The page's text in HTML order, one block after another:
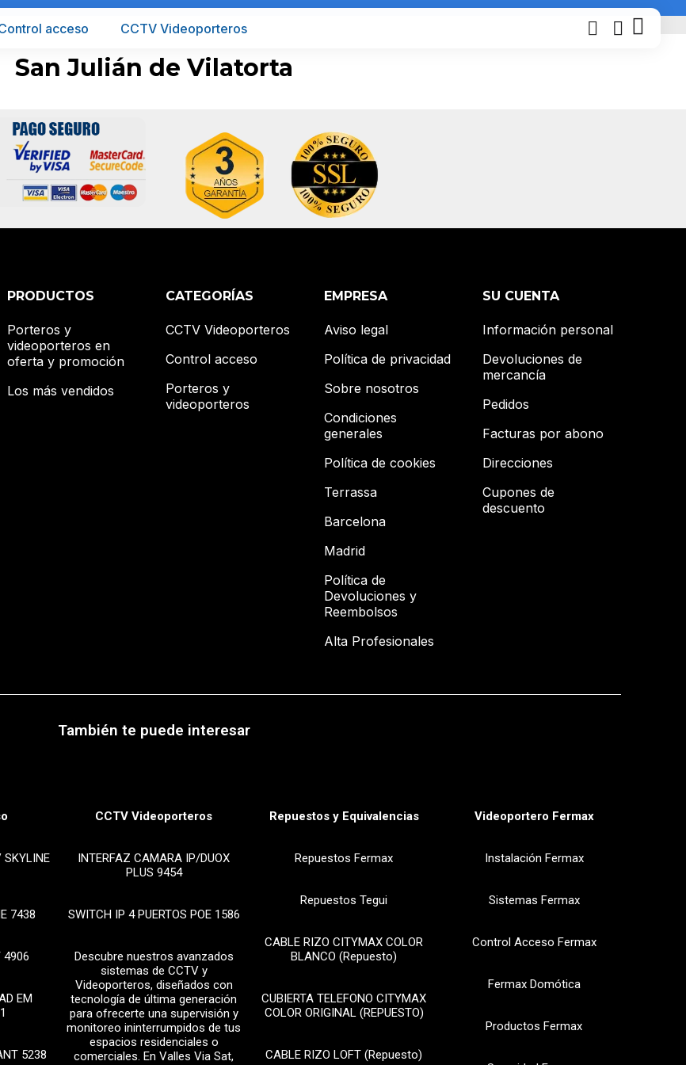
acceso CCTV Videoporteros
San Julián de Vilatorta
PRODUCTOS
Porteros y
videoporteros en
oferta y promoción
Los más vendidos
CATEGORÍAS
CCTV Videoporteros
Control acceso
Porteros y
videoporteros
EMPRESA
Aviso legal
Política de privacidad
Sobre nosotros
Condiciones
generales
Política de cookies
Terrassa
Barcelona
Madrid
Política de
Devoluciones y
Reembolsos
Alta Profesionales
SU CUENTA
Información personal
Devoluciones de
mercancía
Pedidos
Facturas por abono
Direcciones
Cupones de
descuento
También te puede interesar
SKYLINE
7438
4906
EM
5238
CCTV Videoporteros
INTERFAZ CAMARA IP/DUOX
PLUS 9454
SWITCH IP 4 PUERTOS POE 1586
Descubre nuestros avanzados
sistemas de CCTV y
Videoporteros, diseñados con
tecnología de última generación
para ofrecerte una supervisión y
monitoreo ininterrumpidos de tus
espacios residenciales o
comerciales. En Valles Via Sat,
Repuestos y Equivalencias
Repuestos Fermax
Repuestos Tegui
CABLE RIZO CITYMAX COLOR
BLANCO (Repuesto)
CUBIERTA TELEFONO CITYMAX
COLOR ORIGINAL (REPUESTO)
CABLE RIZO LOFT (Repuesto)
Videoportero Fermax
Instalación Fermax
Sistemas Fermax
Control Acceso Fermax
Fermax Domótica
Productos Fermax